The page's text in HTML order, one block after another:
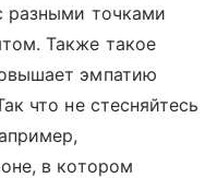
разными точками
Также такое
эмпатию
что не стесняйтесь
в котором